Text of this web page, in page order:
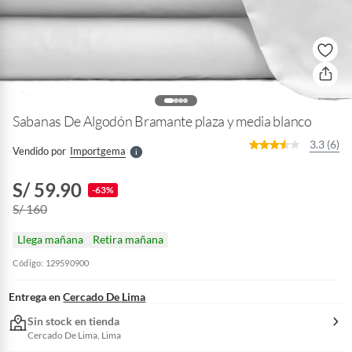
Sabanas De Algodón Bramante plaza y media blanco
Vendido por ImportgemaS
l
I
3.3 (6)
S/ 59.90 -63%
S/ 160
Llega mañana Retira mañana
Código: 129590900
Entrega en Cercado De Lima
Sin stock en tienda
Cercado De Lima, Lima